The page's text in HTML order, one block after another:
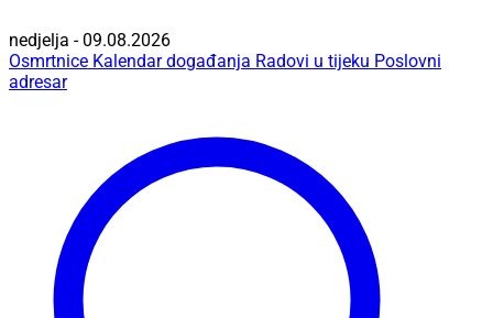
nedjelja - 09.08.2026
Osmrtnice Kalendar događanja Radovi u tijeku Poslovni
adresar